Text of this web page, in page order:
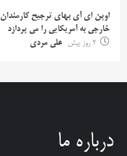
اوپن ای آی بهای ترجیح کارمندان
خارجی به آمریکایی را می پردازد
2 روز پیش
علی مردی
درباره ما